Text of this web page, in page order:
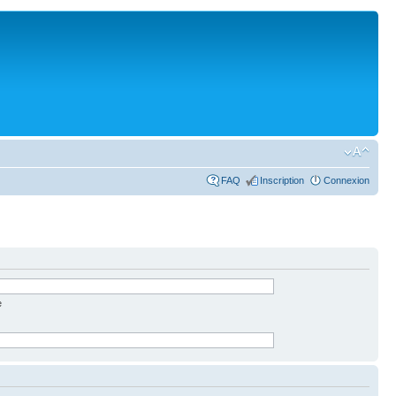
FAQ Inscription Connexion